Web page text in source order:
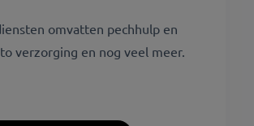
omvatten pechhulp en
verzorging en nog veel meer.